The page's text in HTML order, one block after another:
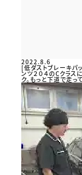
2022.8.6
[低ダストブレーキパ
ンツ２０４のCクラス
ク。もっと下道で走